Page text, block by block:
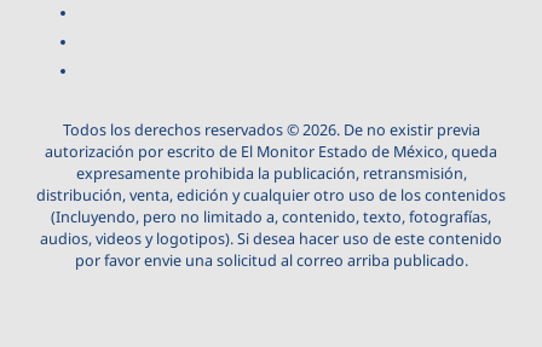
Todos los derechos reservados © 2026. De no existir previa
autorización por escrito de El Monitor Estado de México, queda
expresamente prohibida la publicación, retransmisión,
distribución, venta, edición y cualquier otro uso de los contenidos
(Incluyendo, pero no limitado a, contenido, texto, fotografías,
audios, videos y logotipos). Si desea hacer uso de este contenido
por favor envie una solicitud al correo arriba publicado.